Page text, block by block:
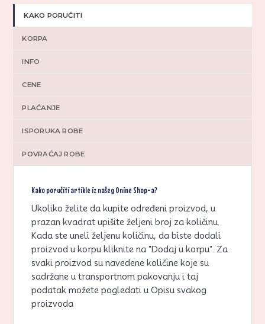
KAKO PORUČITI
KORPA
INFO
CENE
PLAĆANJE
ISPORUKA ROBE
POVRAĆAJ ROBE
Kako poručiti artikle iz našeg Onine Shop-a?
Ukoliko želite da kupite određeni proizvod, u
prazan kvadrat upišite željeni broj za količinu.
Kada ste uneli željenu količinu, da biste dodali
proizvod u korpu kliknite na "Dodaj u korpu". Za
svaki proizvod su navedene količine koje su
sadržane u transportnom pakovanju i taj
podatak možete pogledati u Opisu svakog
proizvoda